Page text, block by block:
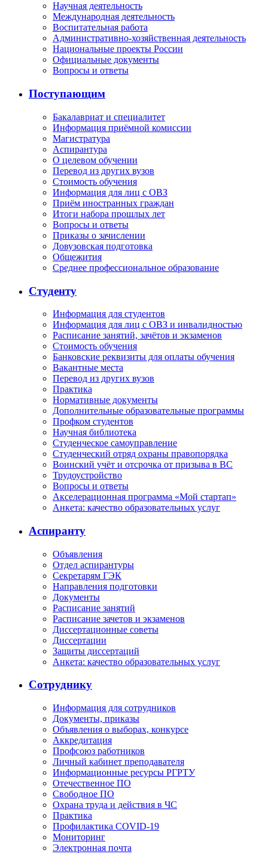
Научная деятельность
Международная деятельность
Воспитательная работа
Административно-хозяйственная деятельность
Национальные проекты России
Официальные документы
Вопросы и ответы
Поступающим
Бакалавриат и специалитет
Информация приёмной комиссии
Магистратура
Аспирантура
О целевом обучении
Перевод из других вузов
Стоимость обучения
Информация для лиц с ОВЗ
Приём иностранных граждан
Итоги набора прошлых лет
Вопросы и ответы
Приказы о зачислении
Довузовская подготовка
Общежития
Среднее профессиональное образование
Студенту
Информация для студентов
Информация для лиц с ОВЗ и инвалидностью
Расписание занятий, зачётов и экзаменов
Стоимость обучения
Банковские реквизиты для оплаты обучения
Вакантные места
Перевод из других вузов
Практика
Нормативные документы
Дополнительные образовательные программы
Профком студентов
Научная библиотека
Студенческое самоуправление
Студенческий отряд охраны правопорядка
Воинский учёт и отсрочка от призыва в ВС
Трудоустройство
Вопросы и ответы
Акселерационная программа «Мой стартап»
Анкета: качество образовательных услуг
Аспиранту
Объявления
Отдел аспирантуры
Секретарям ГЭК
Направления подготовки
Документы
Расписание занятий
Расписание зачетов и экзаменов
Диссертационные советы
Диссертации
Защиты диссертаций
Анкета: качество образовательных услуг
Сотруднику
Информация для сотрудников
Документы, приказы
Объявления о выборах, конкурсе
Аккредитация
Профсоюз работников
Личный кабинет преподавателя
Информационные ресурсы РГРТУ
Отечественное ПО
Свободное ПО
Охрана труда и действия в ЧС
Практика
Профилактика COVID-19
Мониторинг
Электронная почта